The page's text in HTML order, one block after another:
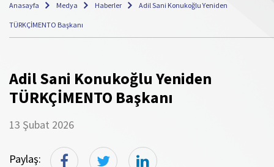
Anasayfa Medya Haberler Adil Sani Konukoğlu Yeniden
TÜRKÇİMENTO Başkanı
Adil Sani Konukoğlu Yeniden
TÜRKÇİMENTO Başkanı
13 Şubat 2026
Paylaş: